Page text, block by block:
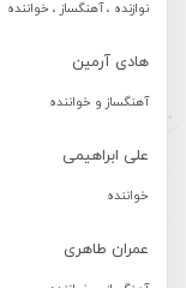
نوازنده ، آهنگساز ، خواننده
هادی آرمین
آهنگساز و خواننده
علی ابراهیمی
خواننده
عمران طاهری